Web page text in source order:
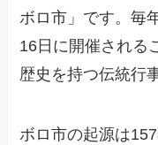
ボロ市」です。毎
16日に開催される
歴史を持つ伝統行
ボロ市の起源は